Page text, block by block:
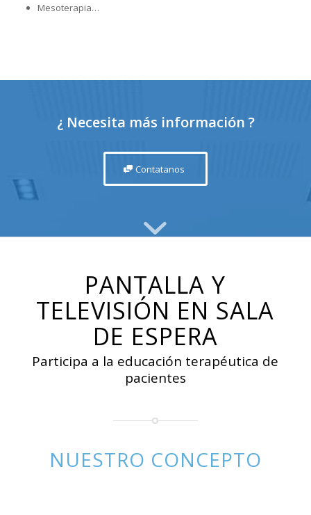
Mesoterapia…
¿ Necesita más información ?
Contatanos
PANTALLA Y
TELEVISIÓN EN SALA
DE ESPERA
Participa a la educación terapéutica de
pacientes
NUESTRO CONCEPTO